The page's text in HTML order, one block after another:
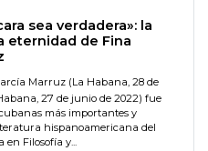
sea verdadera»: la
eternidad de Fina
Marruz (La Habana, 28 de
27 de junio de 2022) fue
más importantes y
hispanoamericana del
en Filosofía y...